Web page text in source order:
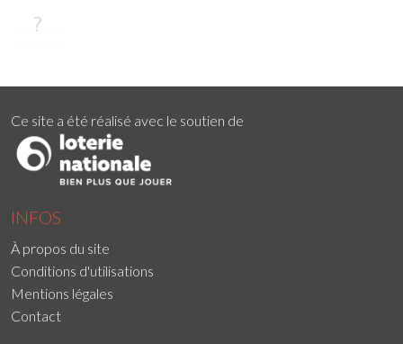
Ce site a été réalisé avec le soutien de
INFOS
À propos du site
Conditions d'utilisations
Mentions légales
Contact